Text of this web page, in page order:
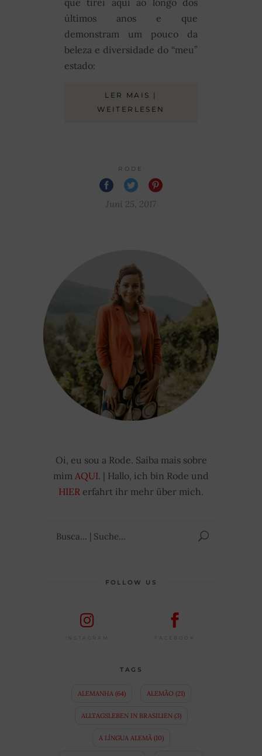
últimos anos e que
demonstram um pouco da
beleza e diversidade do “meu”
estado:
LER MAIS |
WEITERLESEN
RODE
Juni 25, 2017
Oi, eu sou a Rode. Saiba mais sobre
mim AQUI. | Hallo, ich bin Rode und
HIER erfahrt ihr mehr über mich.
FOLLOW US
INSTAGRAM FACEBOOK
TAGS
ALEMANHA(64) ALEMÃO (21)
ALLTAGSLEBEN IN BRASILIEN(3)
A LÍNGUA ALEMÃ(10)